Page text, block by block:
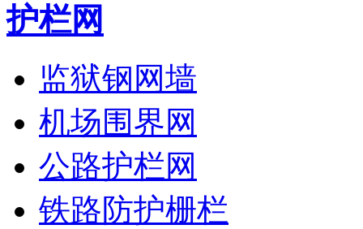
护栏网
监狱钢网墙
机场围界网
公路护栏网
铁路防护栅栏